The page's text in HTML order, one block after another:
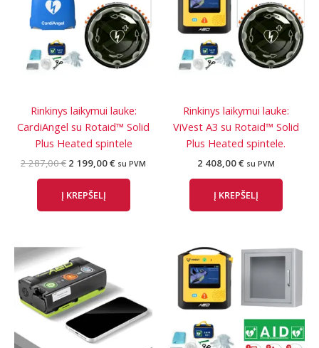
Rinkinys laikymui lauke:
CardiAngel su Rotaid™ Solid
Plus Heated spintele
2 287,00€ Original
2
287,00 €.
2 199,00€ Current
199,00 €.
su PVM
Į KREPŠELĮ
Rinkinys laikymui lauke:
ViVest A3 su Rotaid™ Solid
Plus Heated spintele.
2 408,00€ su PVM
Į KREPŠELĮ